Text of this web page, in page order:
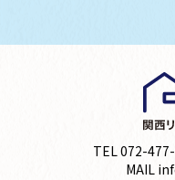
TEL 072-
MAIL